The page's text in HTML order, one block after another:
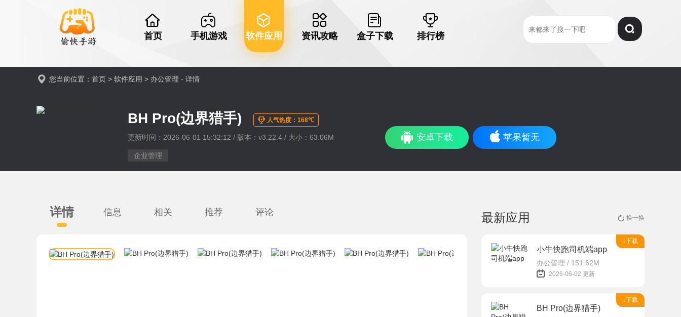
首页 手机游戏 软件应用 资讯攻略 盒子下载 排行榜
您当前位置： 首页 > 软件应用 > 办公管理 - 详情
BH Pro(边界猎手) 人气热度：168℃
更新时间：2026-06-01 15:32:12 / 版本：v3.22.4 / 大小：63.06M
企业管理
安卓下载 苹果暂无
详情 信息 相关 推荐 评论 最新应用 换一换
↓下载
小牛快跑司机端app
办公管理 / 151.62M
2026-06-02 更新
↓下载
BH Pro(边界猎手)